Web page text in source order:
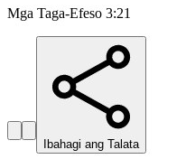
Mga Taga-Efeso 3:21
Ibahagi ang Talata